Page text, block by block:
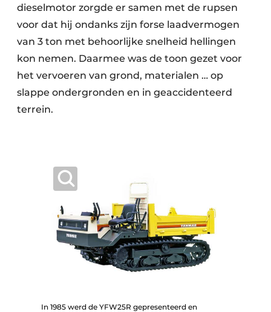
dieselmotor zorgde er samen met de rupsen
voor dat hij ondanks zijn forse laadvermogen
van 3 ton met behoorlijke snelheid hellingen
kon nemen. Daarmee was de toon gezet voor
het vervoeren van grond, materialen … op
slappe ondergronden en in geaccidenteerd
terrein.
In 1985 werd de YFW25R gepresenteerd en